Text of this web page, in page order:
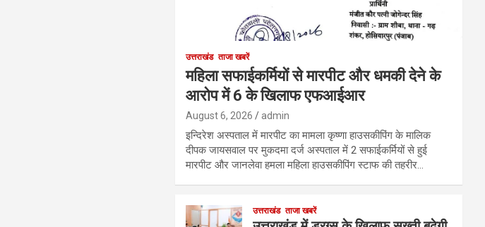
उत्तराखंड ताजा खबरें
महिला सफाईकर्मियों से मारपीट और धमकी देने के
आरोप में 6 के खिलाफ एफआईआर
August 6, 2026 admin
इन्दिरेश अस्पताल में मारपीट का मामला कृष्णा हाउसकीपिंग के मालिक
दीपक जायसवाल पर मुकदमा दर्ज अस्पताल में 2 सफाईकर्मियों से हुई
मारपीट और जानलेवा हमला महिला हाउसकीपिंग स्टाफ की तहरीर…
उत्तराखंड ताजा खबरें